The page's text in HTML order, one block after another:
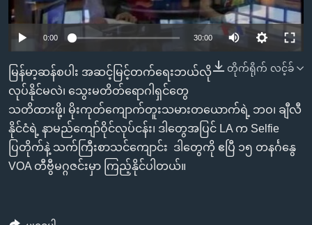
ညွန်း
စာမျက်နှာ
သို့
ကျော်
ကြည့်
ရန်
ရှာဖွေ
ရန်
သုတပဒေသာ အင်္ဂလိပ်စာ
Learning English
ဗွီအိုအေ လူမှုကွန်ယက်များ
ဘာသာစကားများ
0:00 30:00
တိုက်ရိုက် လင့်ခ်
မြန်မာ့ဆန်စပါး အဆင့်မြင့်တက်ရေးဘယ်လို
လုပ်နိုင်မလဲ၊ သွေးမတိတ်ရောဂါရှင်တွေ
သတိထားဖို့၊ မိုးကုတ်ကျောက်တူးသမားတယောက်ရဲ့ ဘဝ၊ ချီလီ
နိုင်ငံရဲ့ နာမည်ကျော်ဝိုင်လုပ်ငန်း၊ ဒါတွေအပြင် LA က Selfie
ပြတိုက်နဲ့ သက်ကြီးစာသင်ကျောင်း ဒါတွေကို ဧပြီ ၁၅ တနင်္ဂနွေ
VOA တီဗွီမဂ္ဂဇင်းမှာ ကြည့်နိုင်ပါတယ်။